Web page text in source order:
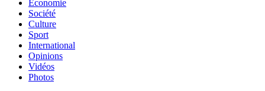
Economie
Société
Culture
Sport
International
Opinions
Vidéos
Photos